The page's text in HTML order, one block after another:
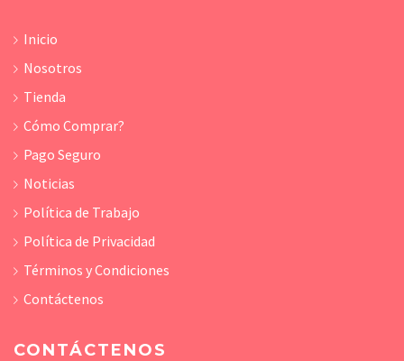
Inicio
Nosotros
Tienda
Cómo Comprar?
Pago Seguro
Noticias
Política de Trabajo
Política de Privacidad
Términos y Condiciones
Contáctenos
CONTÁCTENOS